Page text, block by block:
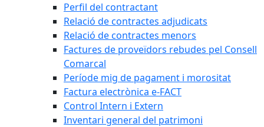
Perfil del contractant
Relació de contractes adjudicats
Relació de contractes menors
Factures de proveïdors rebudes pel Consell
Comarcal
Període mig de pagament i morositat
Factura electrònica e-FACT
Control Intern i Extern
Inventari general del patrimoni